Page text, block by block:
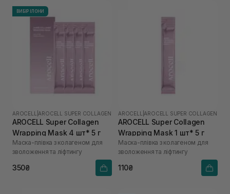
ВИБІР ІЛОНИ
AROCELL AROCELL SUPER COLLAGEN
AROCELL Super Collagen
Wrapping Mask 4 шт* 5 г
Маска-плівка з колагеном для
зволоження та ліфтингу
350₴
AROCELL AROCELL SUPER COLLAGEN
AROCELL Super Collagen
Wrapping Mask 1 шт* 5 г
Маска-плівка з колагеном для
зволоження та ліфтингу
110₴